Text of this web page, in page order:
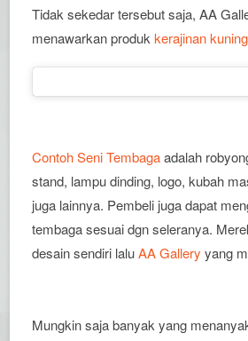
Tidak sekedar tersebut saja, AA
menawarkan produkkerajinan
Contoh Seni Tembagaadalah
stand, lampu dinding, logo, kubah
juga lainnya. Pembeli juga dapat
tembaga sesuai dgn seleranya.
desain sendiri laluAA Gallery yang
Mungkin saja banyak yang